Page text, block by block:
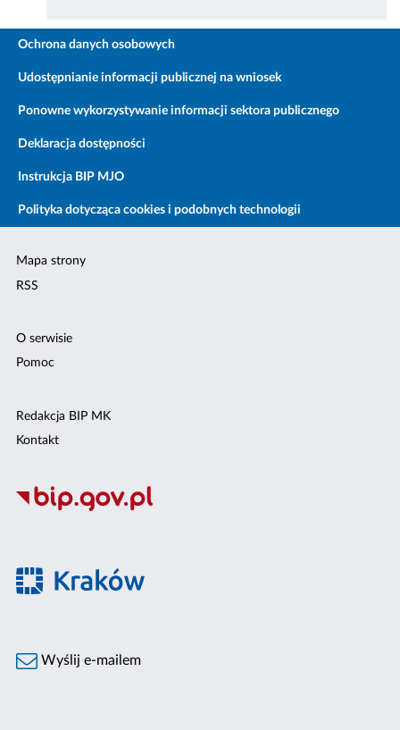
Ochrona danych osobowych
Udostępnianie informacji publicznej na wniosek
Ponowne wykorzystywanie informacji sektora publicznego
Deklaracja dostępności
Instrukcja BIP MJO
Polityka dotycząca cookies i podobnych technologii
Mapa strony
RSS
O serwisie
Pomoc
Redakcja BIP MK
Kontakt
Wyślij e-mailem